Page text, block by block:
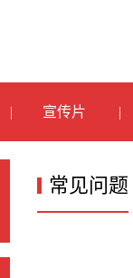
宣传片
常见问题